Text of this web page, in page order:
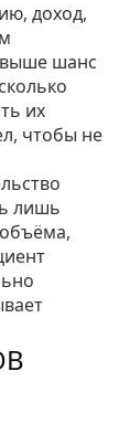
доход,
выше шанс
их
чтобы не
лишь